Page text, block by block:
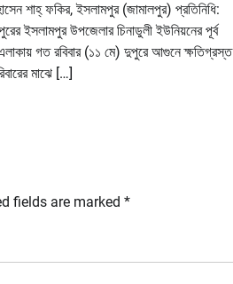
শাহ্ ফকির, ইসলামপুর (জামালপুর) প্রতিনিধি:
ইসলামপুর উপজেলার চিনাডুলী ইউনিয়নের পূর্ব
গত রবিবার (১১ মে) দুপুরে আগুনে ক্ষতিগ্রস্ত
মাঝে […]
fields are marked *